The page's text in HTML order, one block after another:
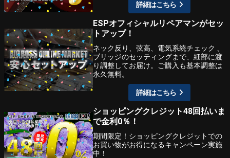
詳細はこちら
ESPオフィシャルリペアマンがセッ
トアップ！
ネック反り、弦高、電気系統チェック 、
ブリッジのセッティングまで、細部に渡
り調整してお届け。ご購入も基本調整は
永久無料。
詳細はこちら
ショッピングクレジット48回払いま
で金利0％！
期間限定！ショッピングクレジットでの
お買い物がお得になるキャンペーン実施
中！